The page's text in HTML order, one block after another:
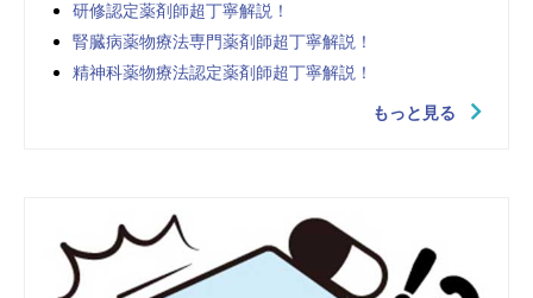
研修認定薬剤師超丁寧解説！
腎臓病薬物療法専門薬剤師超丁寧解説！
精神科薬物療法認定薬剤師超丁寧解説！
もっと見る